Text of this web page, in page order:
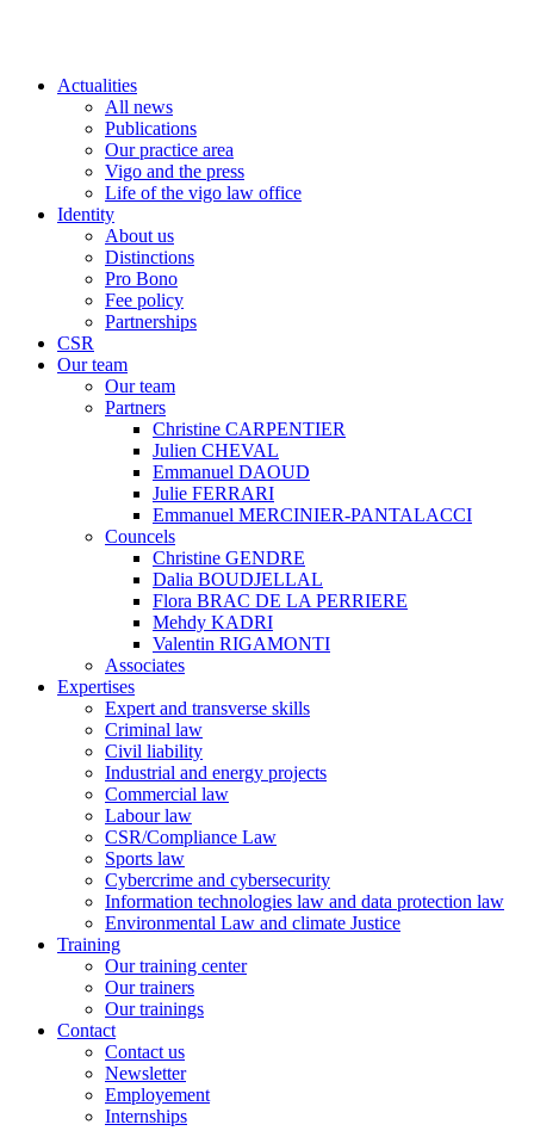
Actualities
All news
Publications
Our practice area
Vigo and the press
Life of the vigo law office
Identity
About us
Distinctions
Pro Bono
Fee policy
Partnerships
CSR
Our team
Our team
Partners
Christine CARPENTIER
Julien CHEVAL
Emmanuel DAOUD
Julie FERRARI
Emmanuel MERCINIER-PANTALACCI
Councels
Christine GENDRE
Dalia BOUDJELLAL
Flora BRAC DE LA PERRIERE
Mehdy KADRI
Valentin RIGAMONTI
Associates
Expertises
Expert and transverse skills
Criminal law
Civil liability
Industrial and energy projects
Commercial law
Labour law
CSR/Compliance Law
Sports law
Cybercrime and cybersecurity
Information technologies law and data protection law
Environmental Law and climate Justice
Training
Our training center
Our trainers
Our trainings
Contact
Contact us
Newsletter
Employement
Internships